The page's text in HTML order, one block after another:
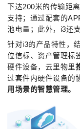
下达200米的传输距
支持；通过配套的
池电量；此外，i3还
针对i3的产品特性，
位信标、资产管理标
硬件设备，云里物里
过套件内硬件设备的
用场景的智慧管理。